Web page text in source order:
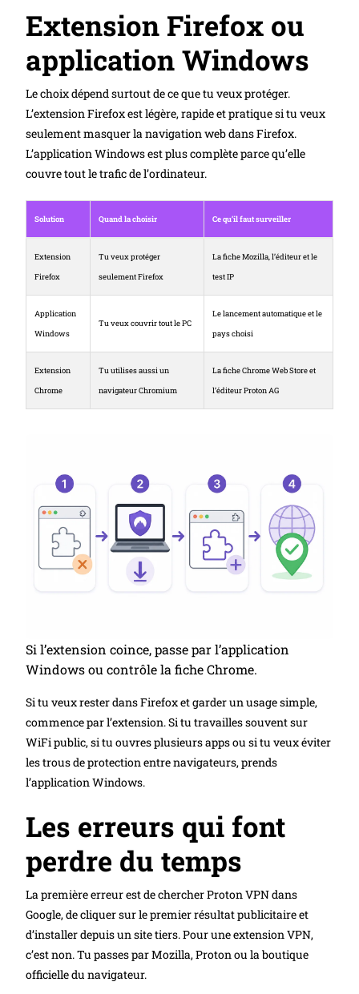
Extension Firefox ou
application Windows
Le choix dépend surtout de ce que tu veux protéger.
L’extension Firefox est légère, rapide et pratique si tu veux
seulement masquer la navigation web dans Firefox.
L’application Windows est plus complète parce qu’elle
couvre tout le trafic de l’ordinateur.
Solution Quand la choisir Ce qu’il faut surveiller
Extension
Firefox
Tu veux protéger
seulement Firefox
La fiche Mozilla, l’éditeur et le
test IP
Application
Windows
Tu veux couvrir tout le PC
Le lancement automatique et le
pays choisi
Extension
Chrome
Tu utilises aussi un
navigateur Chromium
La fiche Chrome Web Store et
l’éditeur Proton AG
Si l’extension coince, passe par l’application
Windows ou contrôle la fiche Chrome.
Si tu veux rester dans Firefox et garder un usage simple,
commence par l’extension. Si tu travailles souvent sur
WiFi public, si tu ouvres plusieurs apps ou si tu veux éviter
les trous de protection entre navigateurs, prends
l’application Windows.
Les erreurs qui font
perdre du temps
La première erreur est de chercher Proton VPN dans
Google, de cliquer sur le premier résultat publicitaire et
d’installer depuis un site tiers. Pour une extension VPN,
c’est non. Tu passes par Mozilla, Proton ou la boutique
officielle du navigateur.